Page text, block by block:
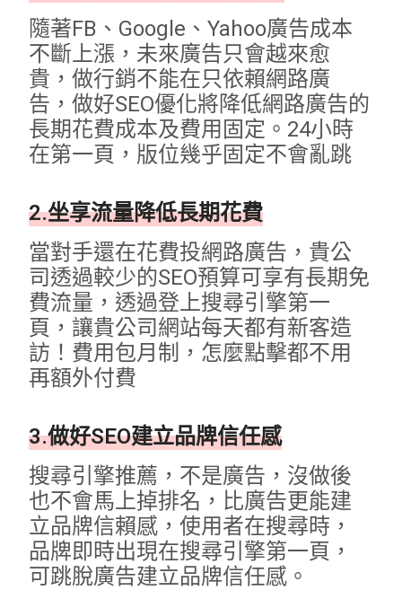
隨著FB、Google、Yahoo廣告成本
不斷上漲，未來廣告只會越來愈
貴，做行銷不能在只依賴網路廣
告，做好SEO優化將降低網路廣告的
長期花費成本及費用固定。24小時
在第一頁，版位幾乎固定不會亂跳
2.坐享流量降低長期花費
當對手還在花費投網路廣告，貴公
司透過較少的SEO預算可享有長期免
費流量，透過登上搜尋引擎第一
頁，讓貴公司網站每天都有新客造
訪！費用包月制，怎麼點擊都不用
再額外付費
3.做好SEO建立品牌信任感
搜尋引擎推薦，不是廣告，沒做後
也不會馬上掉排名，比廣告更能建
立品牌信賴感，使用者在搜尋時，
品牌即時出現在搜尋引擎第一頁，
可跳脫廣告建立品牌信任感。